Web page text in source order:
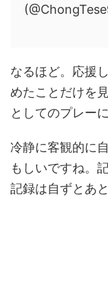
なるほど。応援
めたことだけを
としてのプレー
冷静に客観的に
もしいですね。
記録は自ずとあ